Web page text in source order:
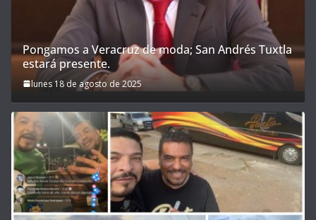
Pongamos a Veracruz de moda; San Andrés Tuxtla
estará presente.
lunes 18 de agosto de 2025